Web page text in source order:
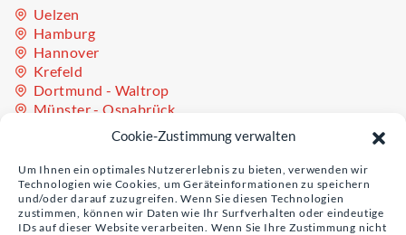
Cookie-Zustimmung verwalten
Um Ihnen ein optimales Nutzererlebnis zu bieten, verwenden wir
Technologien wie Cookies, um Geräteinformationen zu speichern
und/oder darauf zuzugreifen. Wenn Sie diesen Technologien
zustimmen, können wir Daten wie Ihr Surfverhalten oder eindeutige
IDs auf dieser Website verarbeiten. Wenn Sie Ihre Zustimmung nicht
Uelzen
Hamburg
Hannover
Krefeld
Dortmund - Waltrop
Münster - Osnabrück
Oldenburg - Westerstede
Teil der Unternehmensgruppe Sinculis
Unser Schwesterunternehmen